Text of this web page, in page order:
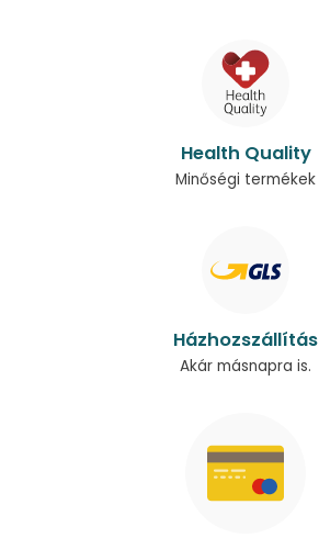
Health Quality
Minőségi termékek
Házhozszállítás
Akár másnapra is.